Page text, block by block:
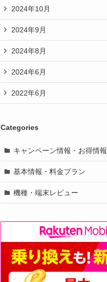
2024年10月
2024年9月
2024年8月
2024年6月
2022年6月
Categories
キャンペーン情報・お得情報
基本情報・料金プラン
機種・端末レビュー